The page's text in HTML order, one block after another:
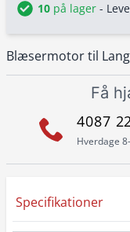
Blæsermotor til
10 på lager -
Få
4087
Hverdage
Specifikationer